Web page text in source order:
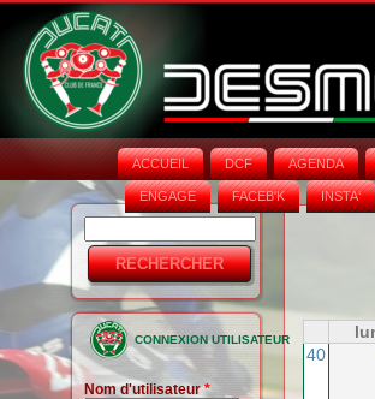
ACCUEIL DCF AGENDA
ENGAGE FACEB'K INSTA‘
Formulaire
de
recherche
CONNEXION UTILISATEUR
Nom d'utilisateur*
40